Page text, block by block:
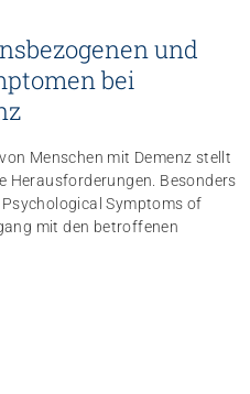
und
bei Menschen mit
und
bei
Menschen mit Demenz stellt
Herausforderungen. Besonders
Symptoms of
mit den betroffenen